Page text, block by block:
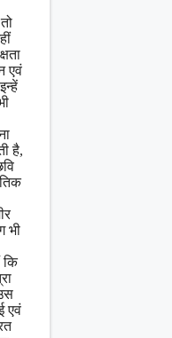
एवं
है,
भी
कि
एवं